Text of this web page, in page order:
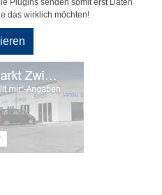
Plugins senden somit erst Daten
das wirklich möchten!